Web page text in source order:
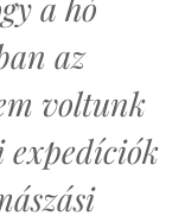
a hó
az
voltunk
expedíciók